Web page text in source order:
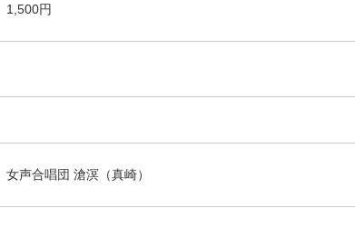
1,500円
女声合唱団 滄溟（真崎）